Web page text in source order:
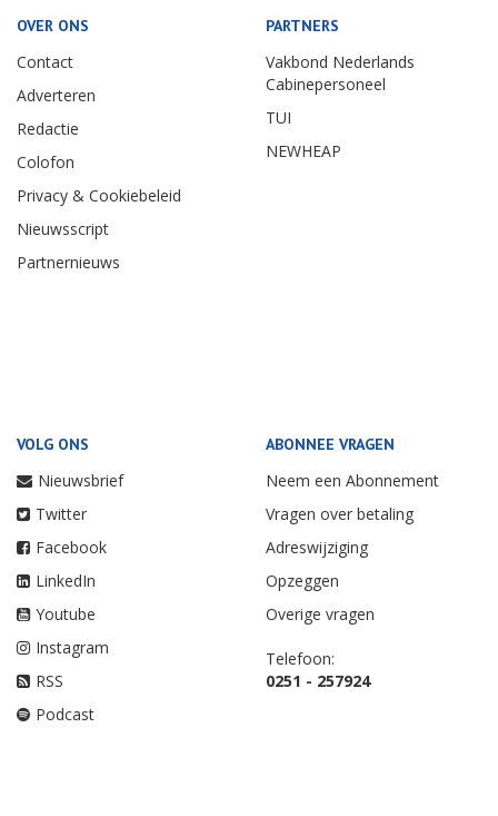
OVER ONS
Contact
Adverteren
Redactie
Colofon
Privacy & Cookiebeleid
Nieuwsscript
Partnernieuws
PARTNERS
Vakbond Nederlands
Cabinepersoneel
TUI
NEWHEAP
VOLG ONS
Nieuwsbrief
Twitter
Facebook
LinkedIn
Youtube
Instagram
RSS
Podcast
ABONNEE VRAGEN
Neem een Abonnement
Vragen over betaling
Adreswijziging
Opzeggen
Overige vragen
Telefoon:
0251 - 257924